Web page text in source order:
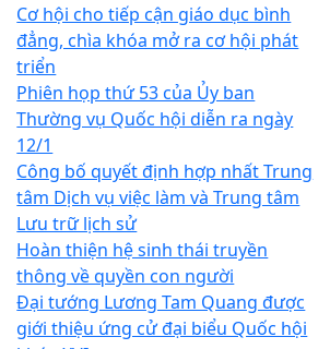
Cơ hội cho tiếp cận giáo dục bình
đẳng, chìa khóa mở ra cơ hội phát
triển
Phiên họp thứ 53 của Ủy ban
Thường vụ Quốc hội diễn ra ngày
12/1
Công bố quyết định hợp nhất Trung
tâm Dịch vụ việc làm và Trung tâm
Lưu trữ lịch sử
Hoàn thiện hệ sinh thái truyền
thông về quyền con người
Đại tướng Lương Tam Quang được
giới thiệu ứng cử đại biểu Quốc hội